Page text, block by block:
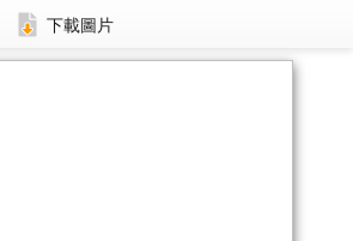
下載圖片